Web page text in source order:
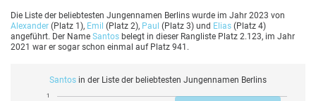
Die Liste der beliebtesten Jungennamen Berlins wurde im Jahr 2023 von
Alexander (Platz 1), Emil (Platz 2), Paul (Platz 3) und Elias (Platz 4)
angeführt. Der Name Santos belegt in dieser Rangliste Platz 2.123, im Jahr
2021 war er sogar schon einmal auf Platz 941.
Santos in der Liste der beliebtesten Jungennamen Berlins
1